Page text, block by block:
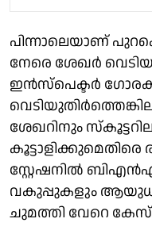
പിന്നാലെയാണ്
നേരെ ശേഖർ
ഇൻസ്പെക്ടർ
ശേഖറിനും
സ്റ്റേഷനിൽ
വകുപ്പുകളും
ചുമത്തി വേറെ കേസ്